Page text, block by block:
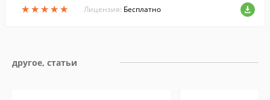
★★★★★
★★★★★ Лицензия: Бесплатно
другое, статьи